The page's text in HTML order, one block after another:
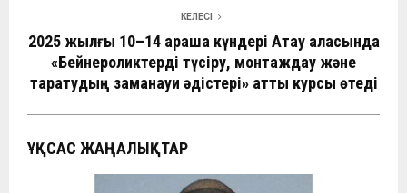
КЕЛЕСІ
2025 жылғы 10–14 қараша күндері Ақтау қаласында
«Бейнероликтерді түсіру, монтаждау және
таратудың заманауи әдістері» атты курсы өтеді
ҰҚСАС ЖАҢАЛЫҚТАР